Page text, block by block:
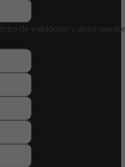
de validación y debe